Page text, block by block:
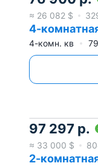
≈ 26 082 $
4-
4-комн. кв
97 297 р.
≈ 33 000 $
2-